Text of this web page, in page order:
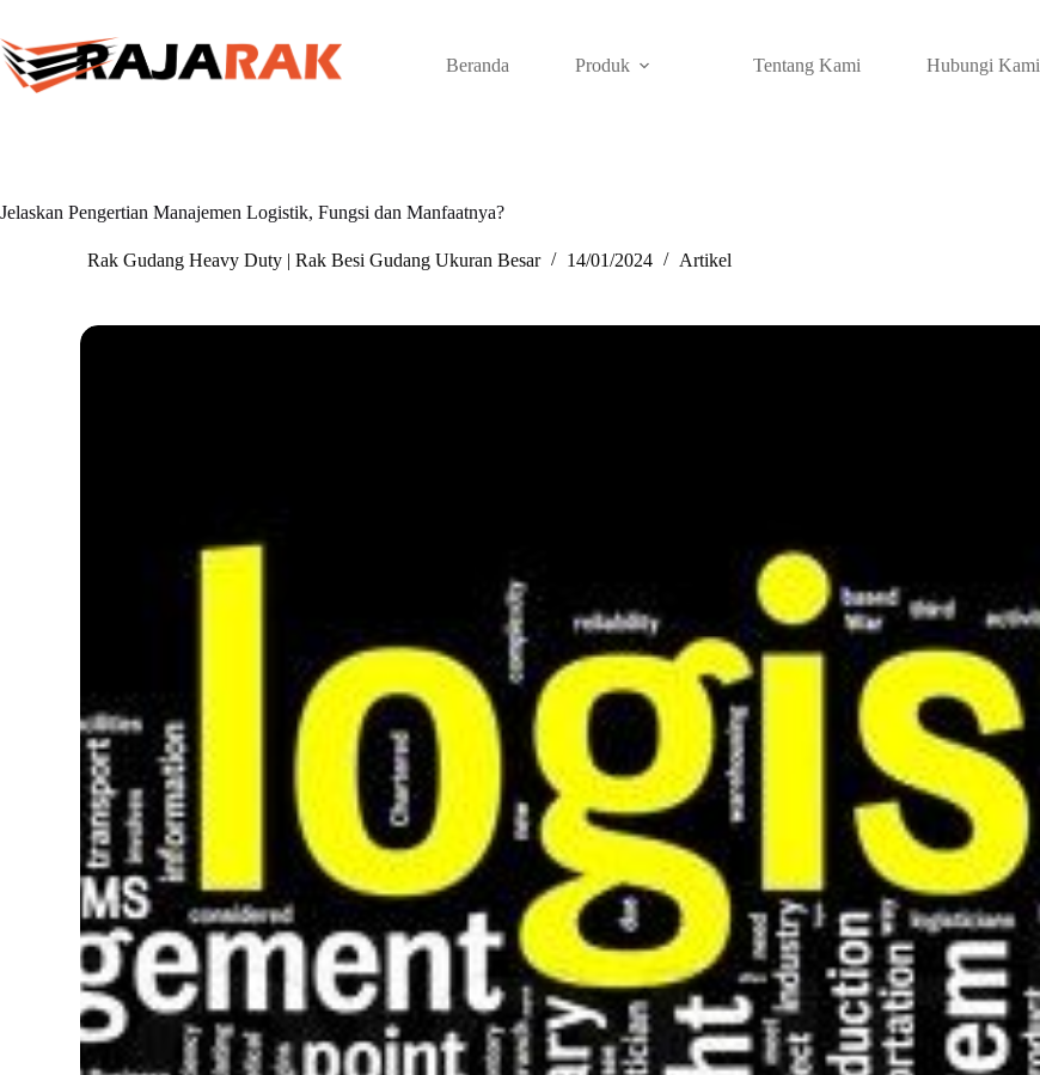
content
Beranda Produk Tentang Kami Hubungi Kami
Jelaskan Pengertian Manajemen Logistik, Fungsi dan Manfaatnya?
Rak Gudang Heavy Duty | Rak Besi Gudang Ukuran Besar 14/01/2024 Artikel